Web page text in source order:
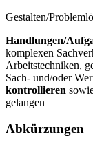
Gestalten/
Handlungen/
komplexen
Arbeitstechniken,
Sach- und/oder
kontrollieren
gelangen
Abkürzungen